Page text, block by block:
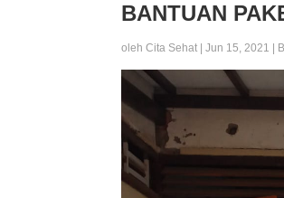
BANTUAN
olehCita Sehat |Jun 15, 2021